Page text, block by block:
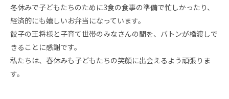
冬休みで子どもたちのために3食の食事の準備で忙しかったり、
経済的にも嬉しいお弁当になっています。
餃子の王将様と子育て世帯のみなさんの間を、バトンが橋渡しで
きることに感謝です。
私たちは、春休みも子どもたちの笑顔に出会えるよう頑張りま
す。